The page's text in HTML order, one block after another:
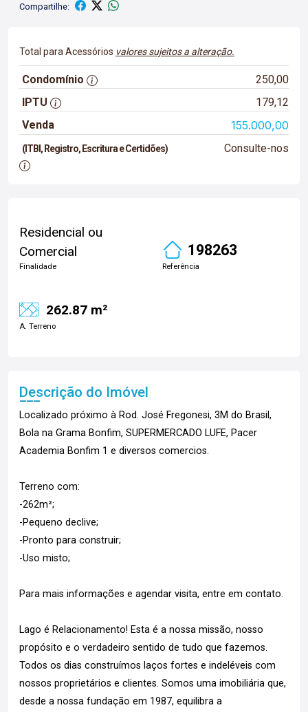
Compartilhe:
Total para Acessórios valores sujeitos a alteração.
Condomínio
250,00
IPTU
179,12
Venda
155.000,00
(ITBI, Registro, Escritura e Certidões) Consulte-nos
Residencial ou
Comercial
Finalidade
198263
Referência
262.87 m²
A. Terreno
Descrição do Imóvel
Localizado próximo à Rod. José Fregonesi, 3M do Brasil,
Bola na Grama Bonfim, SUPERMERCADO LUFE, Pacer
Academia Bonfim 1 e diversos comercios.
Terreno com:
-262m²;
-Pequeno declive;
-Pronto para construir;
-Uso misto;
Para mais informações e agendar visita, entre em contato.
Lago é Relacionamento! Esta é a nossa missão, nosso
propósito e o verdadeiro sentido de tudo que fazemos.
Todos os dias construímos laços fortes e indeléveis com
nossos proprietários e clientes. Somos uma imobiliária que,
desde a nossa fundação em 1987, equilibra a